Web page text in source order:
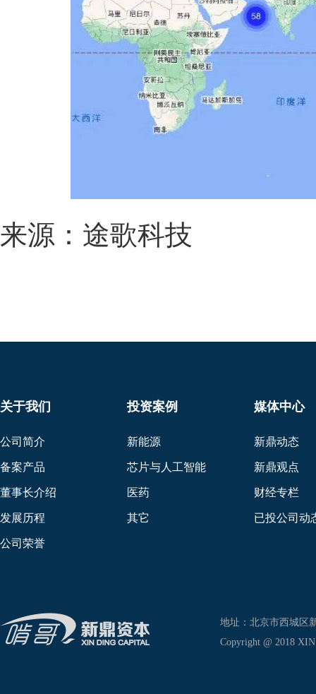
来源：途歌科技
关于我们
公司简介
备案产品
董事长介绍
发展历程
公司荣誉
投资案例
新能源
芯片与人工智能
医药
其它
媒体中心
新鼎动态
新鼎观点
财经专栏
已投公司动
地址：北京市西城区
Copyright @ 2018